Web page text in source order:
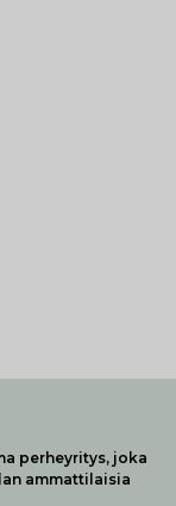
perheyritys, joka
ammattilaisia